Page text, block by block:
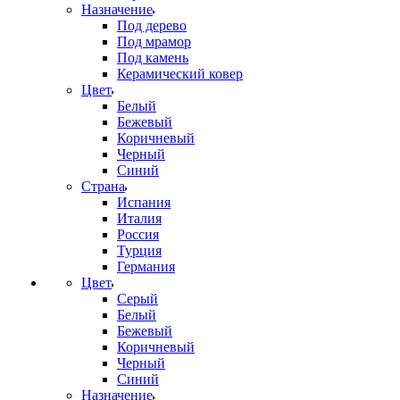
Назначение
Под дерево
Под мрамор
Под камень
Керамический ковер
Цвет
Белый
Бежевый
Коричневый
Черный
Синий
Страна
Испания
Италия
Россия
Турция
Германия
Цвет
Серый
Белый
Бежевый
Коричневый
Черный
Синий
Назначение